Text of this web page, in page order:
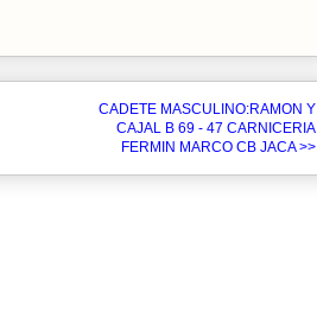
CADETE MASCULINO:RAMON Y
CAJAL B 69 - 47 CARNICERIA
FERMIN MARCO CB JACA >>